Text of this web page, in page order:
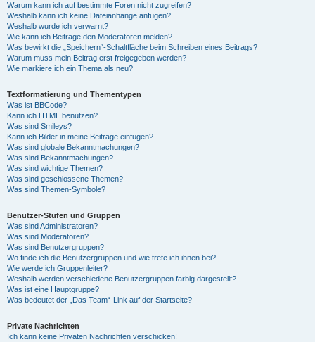
Warum kann ich auf bestimmte Foren nicht zugreifen?
Weshalb kann ich keine Dateianhänge anfügen?
Weshalb wurde ich verwarnt?
Wie kann ich Beiträge den Moderatoren melden?
Was bewirkt die „Speichern“-Schaltfläche beim Schreiben eines Beitrags?
Warum muss mein Beitrag erst freigegeben werden?
Wie markiere ich ein Thema als neu?
Textformatierung und Thementypen
Was ist BBCode?
Kann ich HTML benutzen?
Was sind Smileys?
Kann ich Bilder in meine Beiträge einfügen?
Was sind globale Bekanntmachungen?
Was sind Bekanntmachungen?
Was sind wichtige Themen?
Was sind geschlossene Themen?
Was sind Themen-Symbole?
Benutzer-Stufen und Gruppen
Was sind Administratoren?
Was sind Moderatoren?
Was sind Benutzergruppen?
Wo finde ich die Benutzergruppen und wie trete ich ihnen bei?
Wie werde ich Gruppenleiter?
Weshalb werden verschiedene Benutzergruppen farbig dargestellt?
Was ist eine Hauptgruppe?
Was bedeutet der „Das Team“-Link auf der Startseite?
Private Nachrichten
Ich kann keine Privaten Nachrichten verschicken!